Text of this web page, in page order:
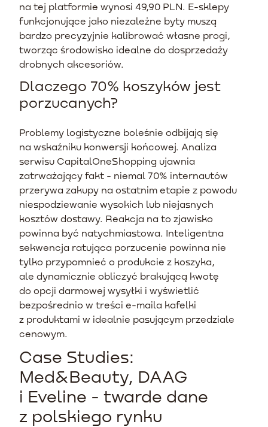
na tej platformie wynosi 49,90 PLN. E-sklepy
funkcjonujące jako niezależne byty muszą
bardzo precyzyjnie kalibrować własne progi,
tworząc środowisko idealne do dosprzedaży
drobnych akcesoriów.
Dlaczego 70% koszyków jest
porzucanych?
Problemy logistyczne boleśnie odbijają się
na wskaźniku konwersji końcowej. Analiza
serwisu CapitalOneShopping ujawnia
zatrważający fakt - niemal 70% internautów
przerywa zakupy na ostatnim etapie z powodu
niespodziewanie wysokich lub niejasnych
kosztów dostawy. Reakcja na to zjawisko
powinna być natychmiastowa. Inteligentna
sekwencja ratująca porzucenie powinna nie
tylko przypomnieć o produkcie z koszyka,
ale dynamicznie obliczyć brakującą kwotę
do opcji darmowej wysyłki i wyświetlić
bezpośrednio w treści e-maila kafelki
z produktami w idealnie pasującym przedziale
cenowym.
Case Studies:
Med&Beauty, DAAG
i Eveline - twarde dane
z polskiego rynku